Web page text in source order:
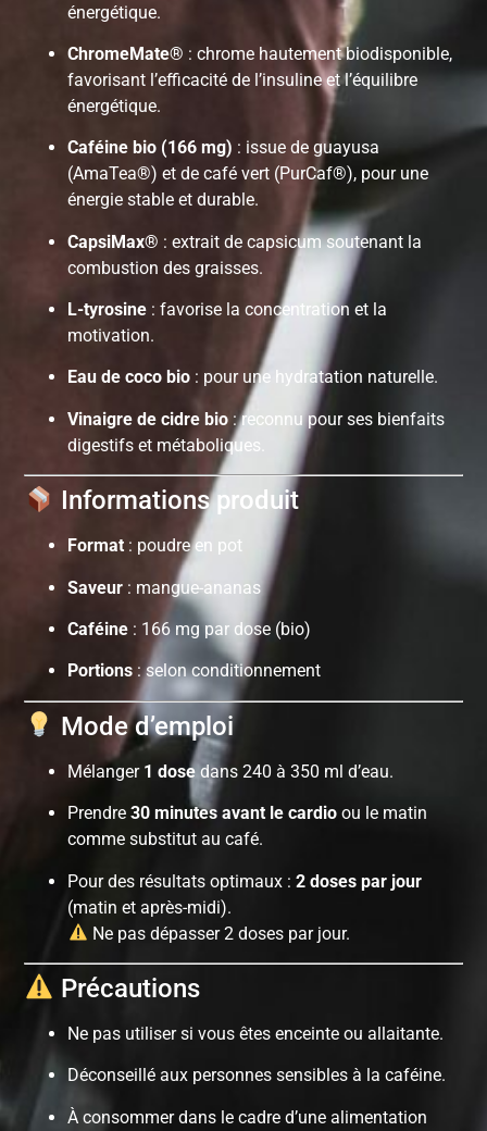
énergétique.
ChromeMate® : chrome hautement biodisponible,
favorisant l’efficacité de l’insuline et l’équilibre
énergétique.
Caféine bio (166 mg) : issue de guayusa
(AmaTea®) et de café vert (PurCaf®), pour une
énergie stable et durable.
CapsiMax® : extrait de capsicum soutenant la
combustion des graisses.
L-tyrosine : favorise la concentration et la
motivation.
Eau de coco bio : pour une hydratation naturelle.
Vinaigre de cidre bio : reconnu pour ses bienfaits
digestifs et métaboliques.
Informations produit
Format : poudre en pot
Saveur : mangue-ananas
Caféine : 166 mg par dose (bio)
Portions : selon conditionnement
Mode d’emploi
Mélanger 1 dose dans 240 à 350 ml d’eau.
Prendre30 minutes avant le cardio ou le matin
comme substitut au café.
Pour des résultats optimaux :2 doses par jour
(matin et après-midi).
Ne pas dépasser 2 doses par jour.
Précautions
Ne pas utiliser si vous êtes enceinte ou allaitante.
Déconseillé aux personnes sensibles à la caféine.
À consommer dans le cadre d’une alimentation